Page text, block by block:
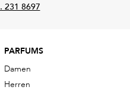
231 8697
PARFUMS
Damen
Herren